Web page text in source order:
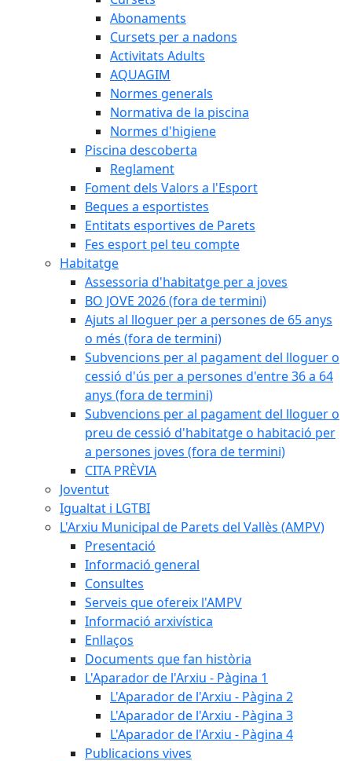
Abonaments
Cursets per a nadons
Activitats Adults
AQUAGIM
Normes generals
Normativa de la piscina
Normes d'higiene
Piscina descoberta
Reglament
Foment dels Valors a l'Esport
Beques a esportistes
Entitats esportives de Parets
Fes esport pel teu compte
Habitatge
Assessoria d'habitatge per a joves
BO JOVE 2026 (fora de termini)
Ajuts al lloguer per a persones de 65 anys
o més (fora de termini)
Subvencions per al pagament del lloguer o
cessió d'ús per a persones d'entre 36 a 64
anys (fora de termini)
Subvencions per al pagament del lloguer o
preu de cessió d'habitatge o habitació per
a persones joves (fora de termini)
CITA PRÈVIA
Joventut
Igualtat i LGTBI
L'Arxiu Municipal de Parets del Vallès (AMPV)
Presentació
Informació general
Consultes
Serveis que ofereix l'AMPV
Informació arxivística
Enllaços
Documents que fan història
L'Aparador de l'Arxiu - Pàgina 1
L'Aparador de l'Arxiu - Pàgina 2
L'Aparador de l'Arxiu - Pàgina 3
L'Aparador de l'Arxiu - Pàgina 4
Publicacions vives